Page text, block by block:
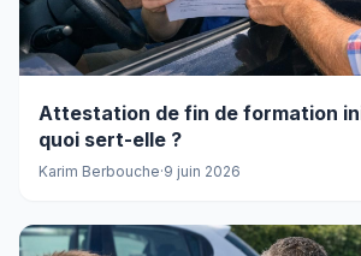
Attestation de fin de formation
quoi sert-elle ?
Karim Berbouche·9 juin 2026